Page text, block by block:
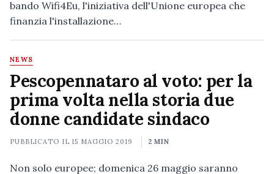
bando Wifi4Eu, l'iniziativa dell'Unione europea che
finanzia l'installazione…
NEWS
Pescopennataro al voto: per la
prima volta nella storia due
donne candidate sindaco
PUBBLICATO IL15 MAGGIO 2019 2 MIN
Non solo europee; domenica 26 maggio saranno